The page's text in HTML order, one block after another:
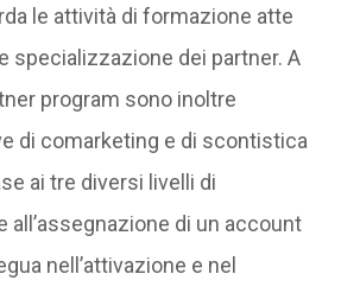
le attività di formazione atte
specializzazione dei partner. A
program sono inoltre
di comarketing e di scontistica
ai tre diversi livelli di
all’assegnazione di un account
nell’attivazione e nel